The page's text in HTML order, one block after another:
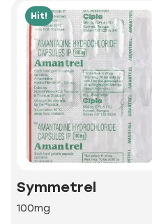
Hit!
Symmetrel
100mg